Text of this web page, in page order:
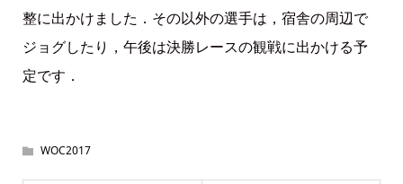
整に出かけました．その以外の選手は，宿舎の周辺で
ジョグしたり，午後は決勝レースの観戦に出かける予
定です．
WOC2017